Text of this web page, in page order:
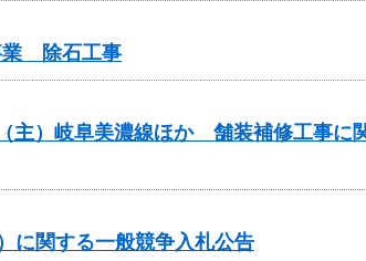
業 除石工事
）岐阜美濃線ほか 舗装補修工事に
に関する一般競争入札公告